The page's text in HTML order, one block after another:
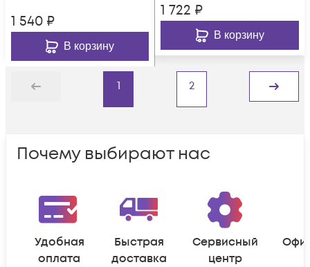
1 540 ₽
В корзину
1 722 ₽
В корзину
Назад
1 2
Дальше
Почему выбирают нас
Удобная
оплата
Быстрая
доставка
Сервисный
центр